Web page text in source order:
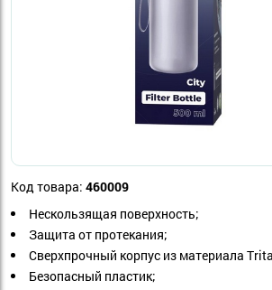
Код товара: 460009
Нескользящая поверхность;
Защита от протекания;
Сверхпрочный корпус из материала
Безопасный пластик;